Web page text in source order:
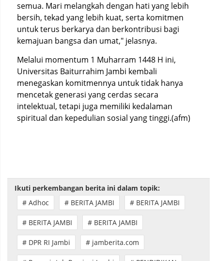
semua. Mari melangkah dengan hati yang lebih
bersih, tekad yang lebih kuat, serta komitmen
untuk terus berkarya dan berkontribusi bagi
kemajuan bangsa dan umat," jelasnya.
Melalui momentum 1 Muharram 1448 H ini,
Universitas Baiturrahim Jambi kembali
menegaskan komitmennya untuk tidak hanya
mencetak generasi yang cerdas secara
intelektual, tetapi juga memiliki kedalaman
spiritual dan kepedulian sosial yang tinggi.(afm)
Ikuti perkembangan berita ini dalam topik:
# Adhoc
# BERITA JAMBI # BERITA JAMBI
# BERITA JAMBI # BERITA JAMBI
# DPR RI Jambi # jamberita.com